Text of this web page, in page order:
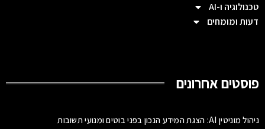
טכנולוגיה ו-AI
דעות ומומחים
פוסטים אחרונים
ניהול מוניטין AI: הצגת המידע הנכון בפני בוטים ומנועי תשובות